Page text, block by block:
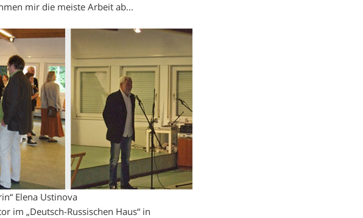
mir die meiste Arbeit ab...
Elena Ustinova
im „Deutsch-Russischen Haus“ in